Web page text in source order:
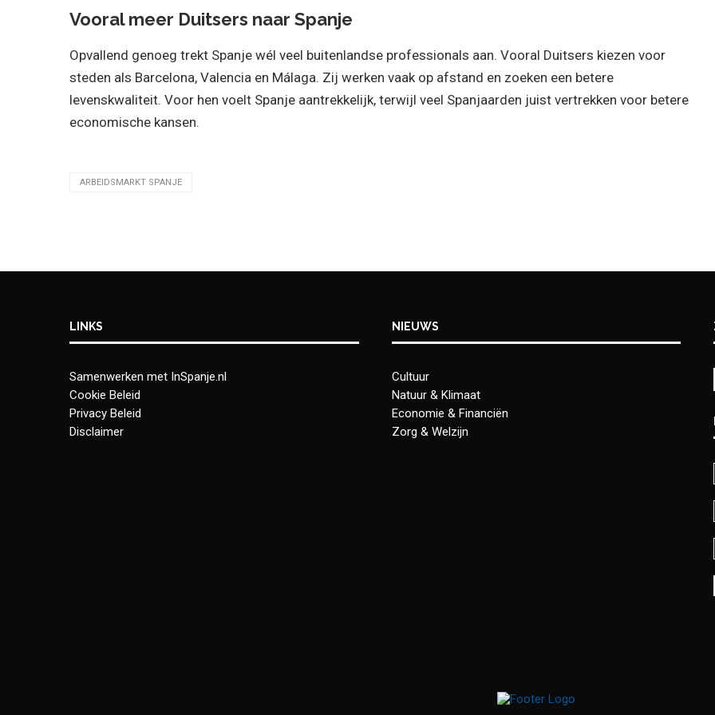
Vooral meer Duitsers naar Spanje
Opvallend genoeg trekt Spanje wél veel buitenlandse professionals aan. Vooral Duitsers kiezen voor
steden als Barcelona, Valencia en Málaga. Zij werken vaak op afstand en zoeken een betere
levenskwaliteit. Voor hen voelt Spanje aantrekkelijk, terwijl veel Spanjaarden juist vertrekken voor betere
economische kansen.
ARBEIDSMARKT SPANJE
LINKS
Samenwerken met InSpanje.nl
Cookie Beleid
Privacy Beleid
Disclaimer
NIEUWS
Cultuur
Natuur & Klimaat
Economie & Financiën
Zorg & Welzijn